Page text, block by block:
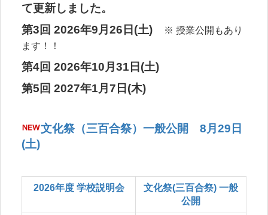
て更新しました。
第3回 2026年9月26日(土)
※ 授業公開もあり
ます！！
第4回 2026年10月31日(土)
第5回 2027年1月7日(木)
文化祭（三百合祭）一般公開8月29日
(土)
2026年度 学校説明会
文化祭(三百合祭) 一般
公開